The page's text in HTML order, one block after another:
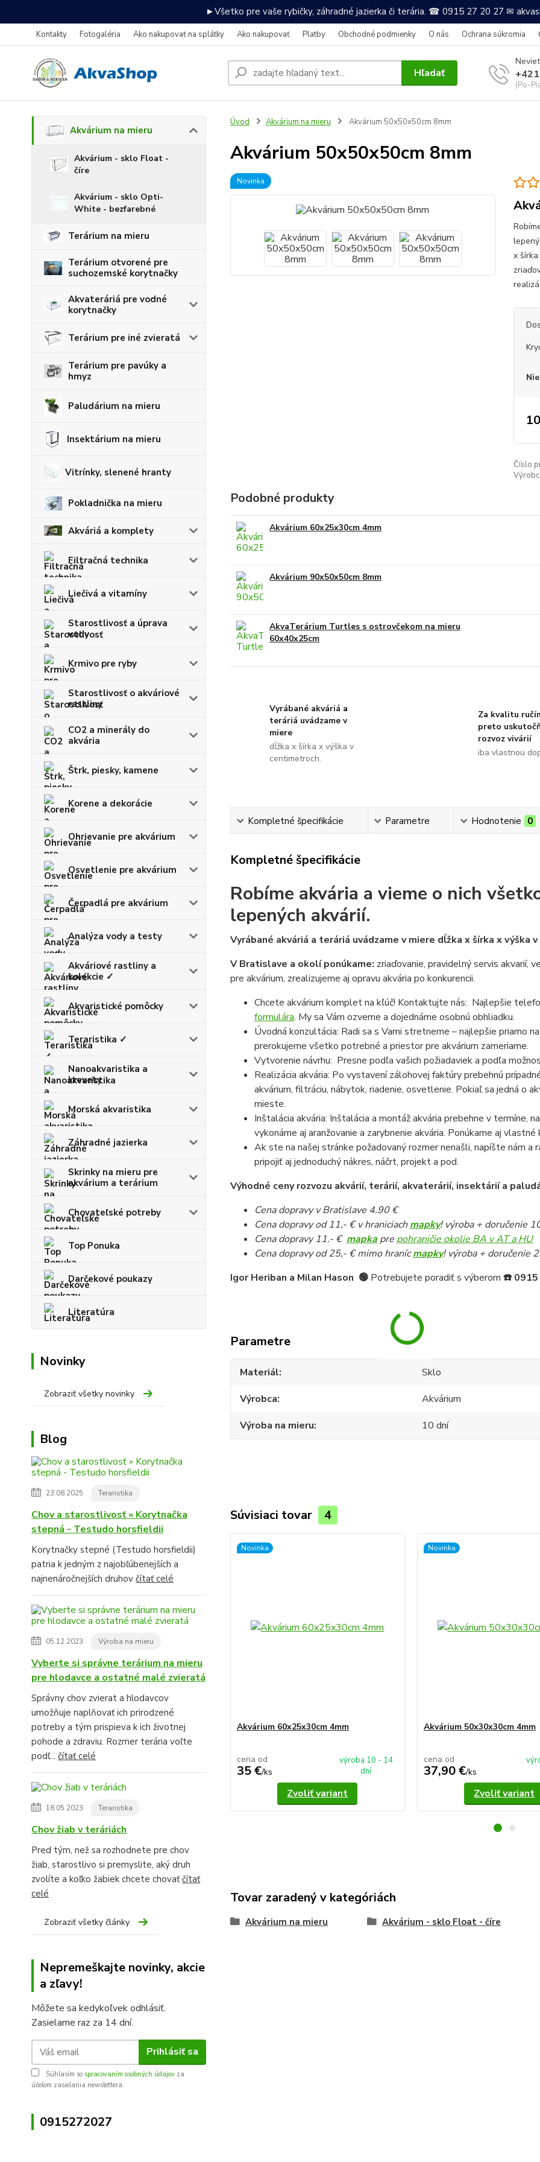
►Všetko pre vaše rybičky, záhradné jazierka či terária. ☎ 0915 27 20 27 ✉
Kontakty Fotogaléria Ako nakupovať na splátky Ako nakupovať Platby Obchodné podmienky O nás Ochrana súkromia
Hľadať
(Po-
Akvárium na mieru
Akvárium - sklo Float -
číre
Akvárium - sklo Opti-
White - bezfarebné
Terárium na mieru
Terárium otvorené pre
suchozemské korytnačky
Akvateráriá pre vodné
korytnačky
Terárium pre iné zvieratá
Terárium pre pavúky a
hmyz
Paludárium na mieru
Insektárium na mieru
Vitrínky, slenené hranty
Pokladnička na mieru
Akváriá a komplety
Filtračná technika
Liečivá a vitamíny
Starostlivosť a úprava
vody
Krmivo pre ryby
Starostlivosť o akváriové
rastliny
CO2 a minerály do
akvária
Štrk, piesky, kamene
Korene a dekorácie
Ohrievanie pre akvárium
Osvetlenie pre akvárium
Čerpadlá pre akvárium
Analýza vody a testy
Akváriové rastliny a
kolekcie ✓
Akvaristické pomôcky
Teraristika ✓
Nanoakvaristika a
krevety
Morská akvaristika
Záhradné jazierka
Skrinky na mieru pre
akvárium a terárium
Chovateľské potreby
Top Ponuka
Darčekové poukazy
Literatúra
Novinky
Zobraziť všetky novinky
Blog
23.08.2025 Teraristika
Chov a starostlivosť » Korytnačka
stepná - Testudo horsfieldii
Korytnačky stepné (Testudo horsfieldii)
patria k jedným z najobľúbenejších a
najnenáročnejších druhov čítať celé
05.12.2023 Výroba na mieru
Vyberte si správne terárium na mieru
pre hlodavce a ostatné malé zvieratá
Správny chov zvierat a hlodavcov
umožňuje naplňovať ich prirodzené
potreby a tým prispieva k ich životnej
pohode a zdraviu. Rozmer terária voľte
podľ... čítať celé
18.05.2023 Teraristika
Chov žiab v teráriách
Pred tým, než sa rozhodnete pre chov
žiab, starostlivo si premyslite, aký druh
zvolíte a koľko žabiek chcete chovaťčítať
celé
Zobraziť všetky články
Nepremeškajte novinky, akcie
a zľavy!
Môžete sa kedykoľvek odhlásiť.
Zasielame raz za 14 dní.
Prihlásiť sa
Súhlasím so spracovaním osobných údajov za
účelom zasielania newslettera.
0915272027
Úvod Akvárium na mieru Akvárium 50x50x50cm 8mm
Akvárium 50x50x50cm 8mm
Novinka
x
Číslo
Podobné produkty
Akvárium 60x25x30cm 4mm
Akvárium 90x50x50cm 8mm
AkvaTerárium Turtles s ostrovčekom na mieru
60x40x25cm
Vyrábané akváriá a
teráriá uvádzame v
miere
dĺžka x šírka x výška v
centimetroch.
Za kvalitu
preto
rozvoz vivárií
iba vlastnou
Kompletné špecifikácie Parametre Hodnotenie 0
Kompletné špecifikácie
Robíme akvária a vieme o nich
lepených akvárií.
Vyrábané akváriá a teráriá uvádzame v miere dĺžka x šírka x výška
V Bratislave a okolí ponúkame: zriaďovanie, pravidelný servis akvarií,
pre akvárium, zrealizujeme aj opravu akvária po konkurencii.
Chcete akvárium komplet na kľúč! Kontaktujte nás: Najlepšie
formulára. My sa Vám ozveme a dojednáme osobnú obhliadku.
Úvodná konzultácia: Radi sa s Vami stretneme – najlepšie priamo
prerokujeme všetko potrebné a priestor pre akvárium zameriame.
Vytvorenie návrhu: Presne podľa vašich požiadaviek a podľa
Realizácia akvária: Po vystavení zálohovej faktúry prebehnú
akvárium, filtráciu, nábytok, riadenie, osvetlenie. Pokiaľ sa jedná o
mieste.
Inštalácia akvária: Inštalácia a montáž akvária prebehne v termíne,
vykonáme aj aranžovanie a zarybnenie akvária. Ponúkame aj
Ak ste na našej stránke požadovaný rozmer nenašli, napíšte nám
pripojiť aj jednoduchý nákres, náčrt, projekt a pod.
Výhodné ceny rozvozu akvárií, terárií, akvaterárií, insektárií a
Cena dopravy v Bratislave 4.90 €
Cena dopravy od 11,- € v hraniciachmapky! výroba + doručenie
Cena dopravy 11.- € mapkapre pohraničie okolie BA v AT a HU
Cena dopravy od 25,- € mimo hranícmapky! výroba + doručenie
Igor Heriban a Milan Hason 🟢 Potrebujete poradiť s výberom ☎️
Parametre
Materiál
Sklo
Výrobca
Akvárium
Výroba na mieru
10 dní
Súvisiaci tovar 4
Novinka
Akvárium 60x25x30cm 4mm
cena od
35 €/ks
výroba 10 - 14
dní
Zvoliť variant
Novinka
Akvárium 50x30x30cm 4mm
cena od
37,90 €/ks
Zvoliť variant
Tovar zaradený v kategóriách
Akvárium na mieru Akvárium - sklo Float - číre